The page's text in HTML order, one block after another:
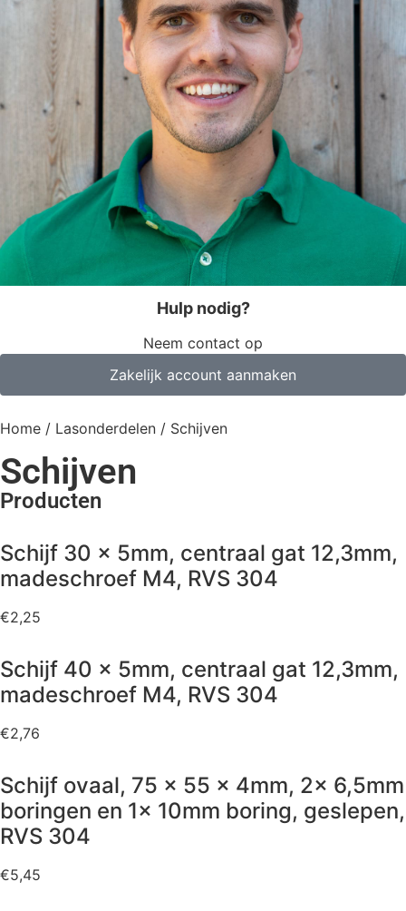
Hulp nodig?
Neem contact op
Zakelijk account aanmaken
Home / Lasonderdelen / Schijven
Schijven
Producten
Schijf 30 x 5mm, centraal gat 12,3mm,
madeschroef M4, RVS 304
€2,25
Schijf 40 x 5mm, centraal gat 12,3mm,
madeschroef M4, RVS 304
€2,76
Schijf ovaal, 75 x 55 x 4mm, 2x 6,5mm
boringen en 1x 10mm boring, geslepen,
RVS 304
€5,45